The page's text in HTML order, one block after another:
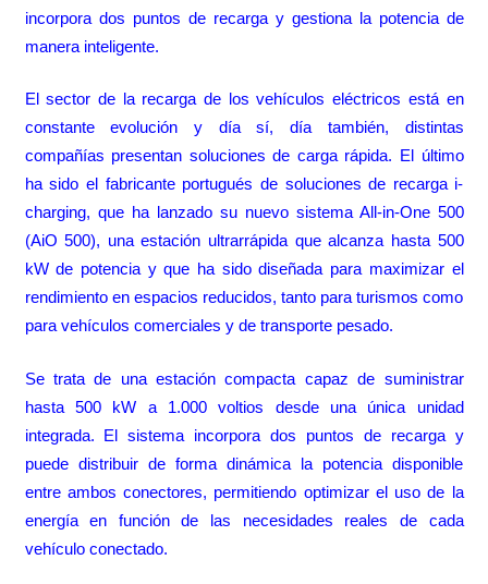
incorpora dos puntos de recarga y gestiona la potencia de
manera inteligente.
El sector de la recarga de los vehículos eléctricos está en
constante evolución y día sí, día también, distintas
compañías presentan soluciones de carga rápida. El último
ha sido el fabricante portugués de soluciones de recarga i-
charging, que ha lanzado su nuevo sistema All-in-One 500
(AiO 500), una estación ultrarrápida que alcanza hasta 500
kW de potencia y que ha sido diseñada para maximizar el
rendimiento en espacios reducidos, tanto para turismos como
para vehículos comerciales y de transporte pesado.
Se trata de una estación compacta capaz de suministrar
hasta 500 kW a 1.000 voltios desde una única unidad
integrada. El sistema incorpora dos puntos de recarga y
puede distribuir de forma dinámica la potencia disponible
entre ambos conectores, permitiendo optimizar el uso de la
energía en función de las necesidades reales de cada
vehículo conectado.